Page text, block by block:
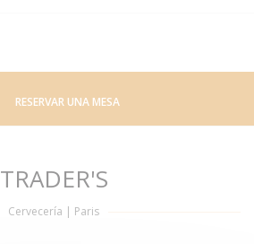
RESERVAR UNA MESA
TRADER'S
Cervecería | Paris